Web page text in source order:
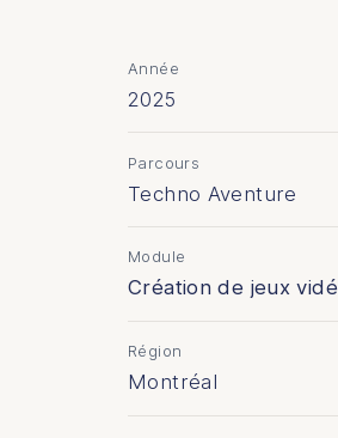
Détails du projet
Année
2025
Parcours
Techno Aventure
Module
Création de jeux
Région
Montréal